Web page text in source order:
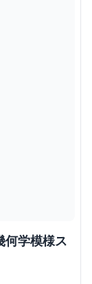
何学模様ス